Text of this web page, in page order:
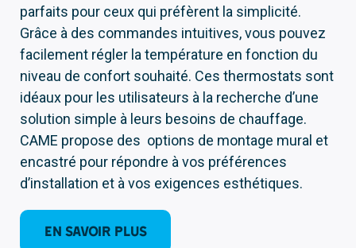
parfaits pour ceux qui préfèrent la simplicité.
Grâce à des commandes intuitives, vous pouvez
facilement régler la température en fonction du
niveau de confort souhaité. Ces thermostats sont
idéaux pour les utilisateurs à la recherche d’une
solution simple à leurs besoins de chauffage.
CAME propose des options de montage mural et
encastré pour répondre à vos préférences
d’installation et à vos exigences esthétiques.
EN SAVOIR PLUS